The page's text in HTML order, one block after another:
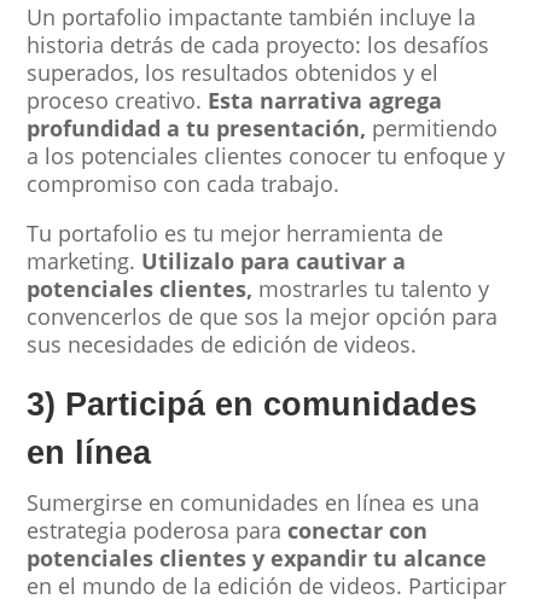
Un portafolio impactante también incluye la
historia detrás de cada proyecto: los desafíos
superados, los resultados obtenidos y el
proceso creativo. Esta narrativa agrega
profundidad a tu presentación, permitiendo
a los potenciales clientes conocer tu enfoque y
compromiso con cada trabajo.
Tu portafolio es tu mejor herramienta de
marketing. Utilizalo para cautivar a
potenciales clientes, mostrarles tu talento y
convencerlos de que sos la mejor opción para
sus necesidades de edición de videos.
3) Participá en comunidades
en línea
Sumergirse en comunidades en línea es una
estrategia poderosa paraconectar con
potenciales clientes y expandir tu alcance
en el mundo de la edición de videos. Participar